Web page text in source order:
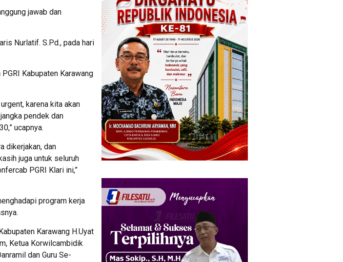
jawab dan
Nurlatif. S.Pd., pada hari
Kabupaten Karawang
karena kita akan
pendek dan
ucapnya.
dikerjakan, dan
juga untuk seluruh
PGRI Klari ini,”
program kerja
Karawang H.Uyat
Ketua Korwilcambidik
dan Guru Se-